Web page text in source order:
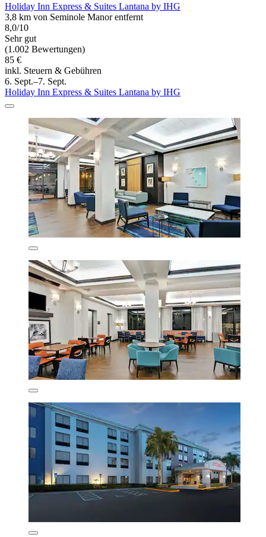
Holiday Inn Express & Suites Lantana by IHG
3,8 km von Seminole Manor entfernt
8,0/10
Sehr gut
(1.002 Bewertungen)
85 €
inkl. Steuern & Gebühren
6. Sept.–7. Sept.
Holiday Inn Express & Suites Lantana by IHG